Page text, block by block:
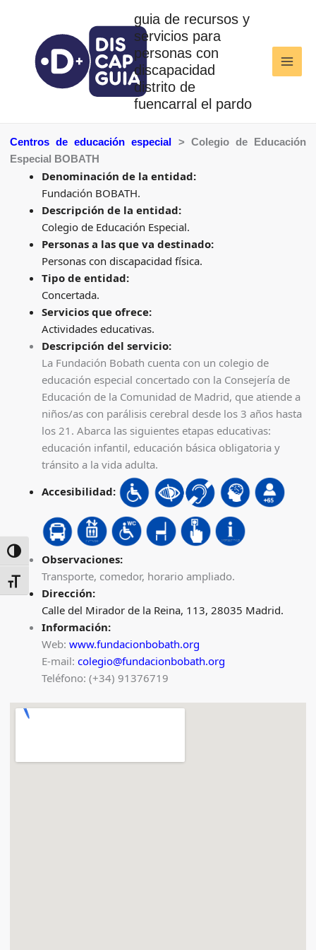
ALTERNAR ALTO CONTRASTE
ALTERNAR TAMAÑO DE LETRA
al
contenido
guia de recursos y
servicios para
personas con
discapacidad
distrito de
fuencarral el pardo
Centros de educación especial > Colegio de Educación
Especial BOBATH
Denominación de la entidad:
Fundación BOBATH.
Descripción de la entidad:
Colegio de Educación Especial.
Personas a las que va destinado:
Personas con discapacidad física.
Tipo de entidad:
Concertada.
Servicios que ofrece:
Actividades educativas.
Descripción del servicio:
La Fundación Bobath cuenta con un colegio de
educación especial concertado con la Consejería de
Educación de la Comunidad de Madrid, que atiende a
niños/as con parálisis cerebral desde los 3 años hasta
los 21. Abarca las siguientes etapas educativas:
educación infantil, educación básica obligatoria y
tránsito a la vida adulta.
Accesibilidad:
Observaciones:
Transporte, comedor, horario ampliado.
Dirección:
Calle del Mirador de la Reina, 113, 28035 Madrid.
Información:
Web: www.fundacionbobath.org
E-mail: colegio@fundacionbobath.org
Teléfono: (+34) 91376719